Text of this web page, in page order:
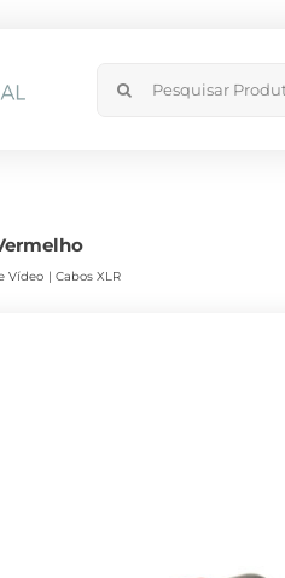
Search
Vídeo Cabos XLR